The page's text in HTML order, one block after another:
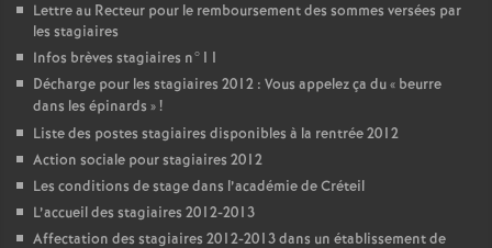
Lettre au Recteur pour le remboursement des sommes versées par
les stagiaires
Infos brèves stagiaires n°11
Décharge pour les stagiaires 2012 : Vous appelez ça du « beurre
dans les épinards »!
Liste des postes stagiaires disponibles à la rentrée 2012
Action sociale pour stagiaires 2012
Les conditions de stage dans l’académie de Créteil
L’accueil des stagiaires 2012-2013
Affectation des stagiaires 2012-2013 dans un établissement de